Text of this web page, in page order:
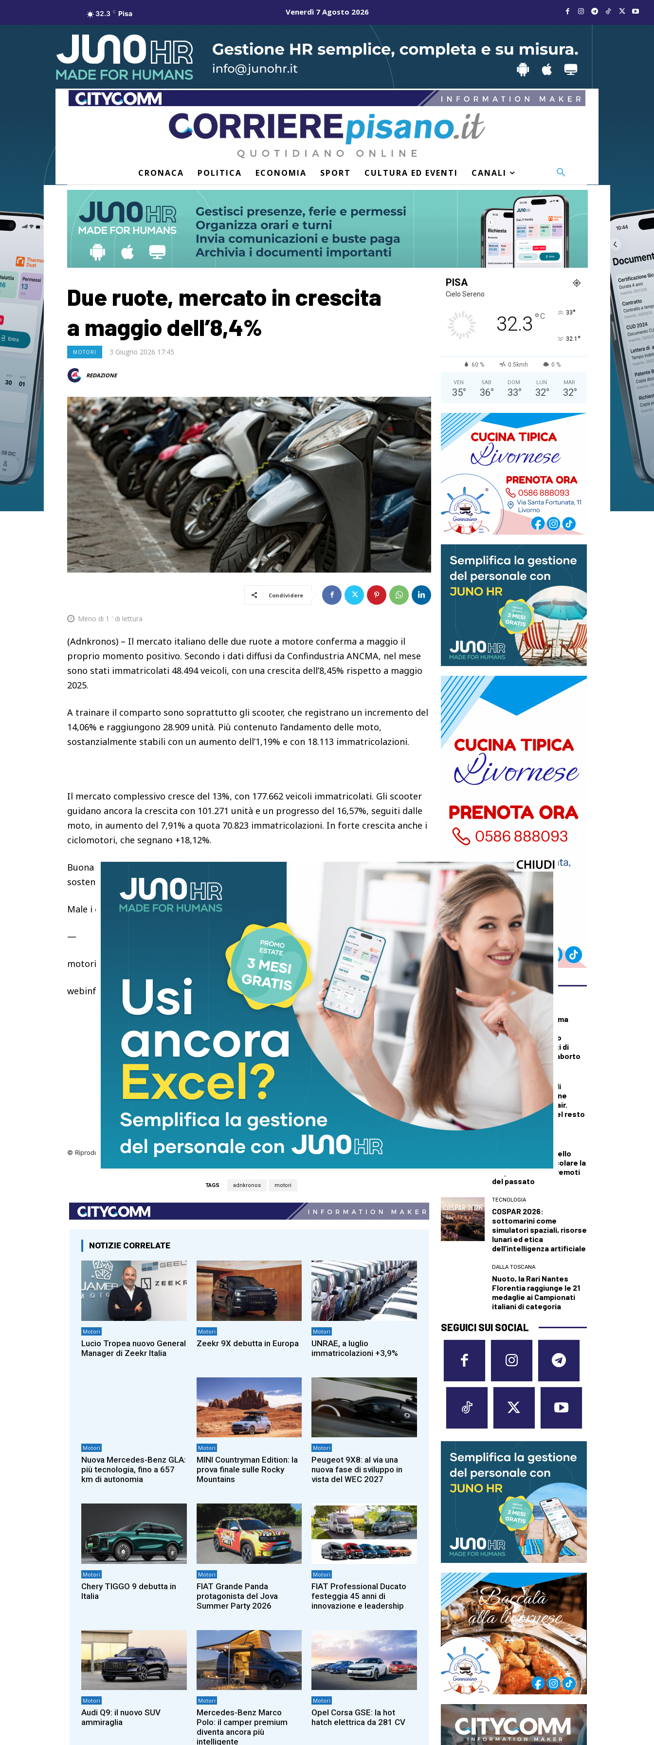
32.3 C Pisa Venerdì 7 Agosto 2026
CRONACA POLITICA ECONOMIA SPORT CULTURA ED EVENTI CANALI
Due ruote, mercato in crescita
a maggio dell’8,4%
MOTORI 3 Giugno 2026 17:45
REDAZIONE
Condividere
Meno di 1 ' di lettura
(Adnkronos) – Il mercato italiano delle due ruote a motore conferma a maggio il
proprio momento positivo. Secondo i dati diffusi da Confindustria ANCMA, nel mese
sono stati immatricolati 48.494 veicoli, con una crescita dell’8,45% rispetto a maggio
2025.
A trainare il comparto sono soprattutto gli scooter, che registrano un incremento del
14,06% e raggiungono 28.909 unità. Più contenuto l’andamento delle moto,
sostanzialmente stabili con un aumento dell’1,19% e con 18.113 immatricolazioni.
Il mercato complessivo cresce del 13%, con 177.662 veicoli immatricolati. Gli scooter
guidano ancora la crescita con 101.271 unità e un progresso del 16,57%, seguiti dalle
moto, in aumento del 7,91% a quota 70.823 immatricolazioni. In forte crescita anche i
ciclomotori, che segnano +18,12%.
Buona la performance dell’elettrico, che a maggio registra un aumento del 46,70%,
sostenuto anche dall’effetto degli incentivi statali ormai esauriti.
Male i quadricicli che chiudono con un calo del 24,42%.
—
motori
webinfo@adnkronos.com (Web Info)
© Riproduzione riservata
TAGS adnkronos motori
NOTIZIE CORRELATE
Motori
Lucio Tropea nuovo General
Manager di Zeekr Italia
Motori
Zeekr 9X debutta in Europa
Motori
UNRAE, a luglio
immatricolazioni +3,9%
Motori
Nuova Mercedes-Benz GLA:
più tecnologia, fino a 657
km di autonomia
Motori
MINI Countryman Edition: la
prova finale sulle Rocky
Mountains
Motori
Peugeot 9X8: al via una
nuova fase di sviluppo in
vista del WEC 2027
Motori
Chery TIGGO 9 debutta in
Italia
Motori
FIAT Grande Panda
protagonista del Jova
Summer Party 2026
Motori
FIAT Professional Ducato
festeggia 45 anni di
innovazione e leadership
Motori
Audi Q9: il nuovo SUV
ammiraglia
Motori
Mercedes-Benz Marco
Polo: il camper premium
diventa ancora più
intelligente
Motori
Opel Corsa GSE: la hot
hatch elettrica da 281 CV
PISA
Cielo Sereno
32.3 °C 33°
32.1 °
60 % 0.5kmh 0 %
VEN
35°
SAB
36°
DOM
33°
LUN
32°
MAR
32°
ULTIMI ARTICOLI
DEMOGRAFICA
“Sembra un problema
tecnico, ma è una
censura”: bloccato
l’accesso a due siti di
informazione sull’aborto
Bruciano i boschi di
Firenzuola: in azione
elicotteri e Canadair.
Fiamme domate nel resto
della regione
Sviluppato un modello
bayesiano per calcolare la
magnitudo dei terremoti
del passato
TECNOLOGIA
COSPAR 2026:
sottomarini come
simulatori spaziali, risorse
lunari ed etica
dell’intelligenza artificiale
DALLA TOSCANA
Nuoto, la Rari Nantes
Florentia raggiunge le 21
medaglie ai Campionati
italiani di categoria
SEGUICI SUI SOCIAL